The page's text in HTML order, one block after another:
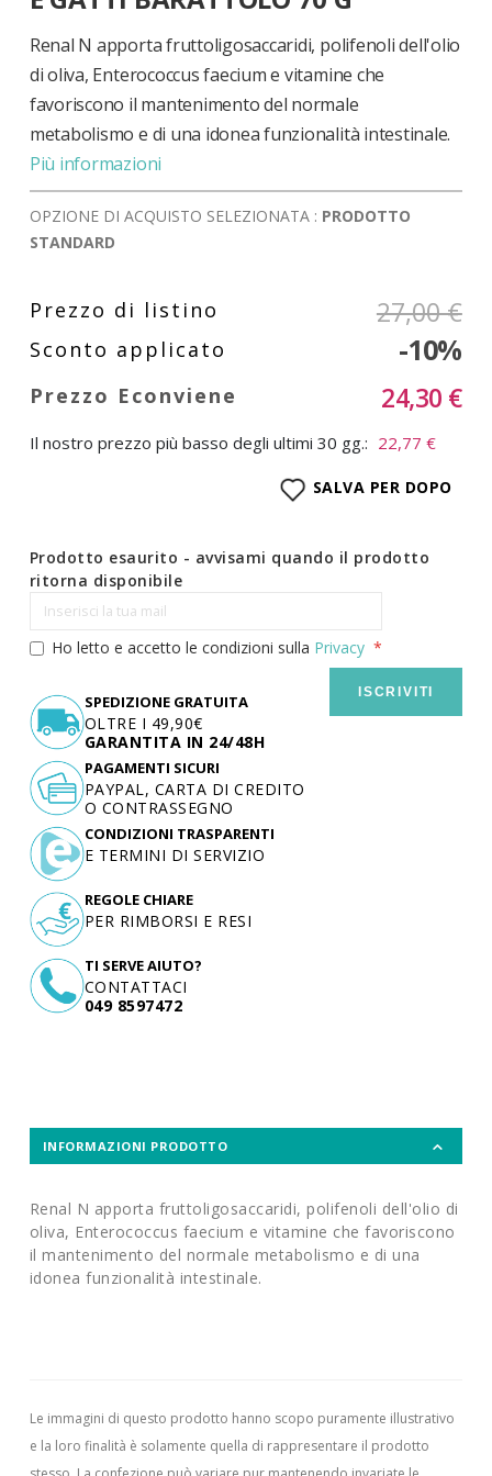
Renal N apporta fruttoligosaccaridi, polifenoli dell'olio
di oliva, Enterococcus faecium e vitamine che
favoriscono il mantenimento del normale
metabolismo e di una idonea funzionalità intestinale.
Più informazioni
OPZIONE DI ACQUISTO SELEZIONATA : PRODOTTO
STANDARD
27,00 €
-10%
24,30 €
Il nostro prezzo più basso degli ultimi 30 gg.: 22,77 €
SALVA PER DOPO
Prodotto esaurito - avvisami quando il prodotto
ritorna disponibile
Ho letto e accetto le condizioni sulla Privacy
ISCRIVITI
SPEDIZIONE GRATUITA
OLTRE I 49,90€
GARANTITA IN 24/48H
TI SERVE AIUTO?
CONTATTACI
049 8597472
PAGAMENTI SICURI
PAYPAL, CARTA DI CREDITO
O CONTRASSEGNO
CONDIZIONI TRASPARENTI
E TERMINI DI SERVIZIO
REGOLE CHIARE
PER RIMBORSI E RESI
INFORMAZIONI PRODOTTO
Renal N apporta fruttoligosaccaridi, polifenoli dell'olio di
oliva, Enterococcus faecium e vitamine che favoriscono
il mantenimento del normale metabolismo e di una
idonea funzionalità intestinale.
Le immagini di questo prodotto hanno scopo puramente illustrativo
e la loro finalità è solamente quella di rappresentare il prodotto